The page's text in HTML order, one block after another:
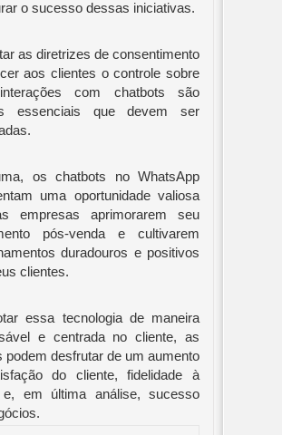
o sucesso dessas iniciativas.
as diretrizes de consentimento
aos clientes o controle sobre
com chatbots são
essenciais que devem ser
os chatbots no WhatsApp
uma oportunidade valiosa
empresas aprimorarem seu
pós-venda e cultivarem
duradouros e positivos
clientes.
essa tecnologia de maneira
e centrada no cliente, as
podem desfrutar de um aumento
do cliente, fidelidade à
e, em última análise, sucesso